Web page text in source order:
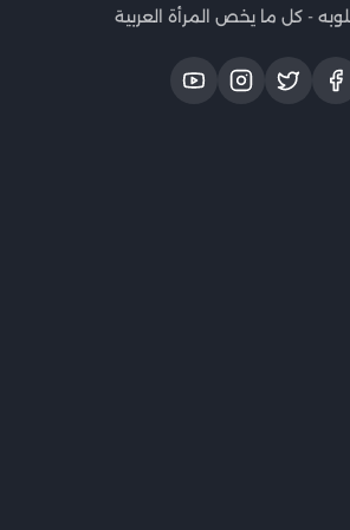
- كل ما يخص المرأة العربية